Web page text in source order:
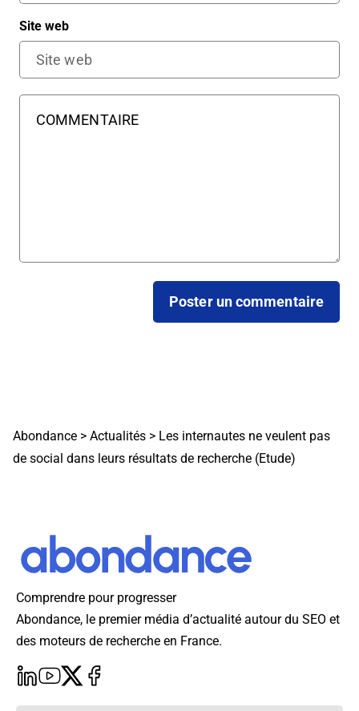
Site web
Abondance > Actualités > Les internautes ne veulent pas
de social dans leurs résultats de recherche (Etude)
Comprendre pour progresser
Abondance, le premier média d’actualité autour du SEO et
des moteurs de recherche en France.